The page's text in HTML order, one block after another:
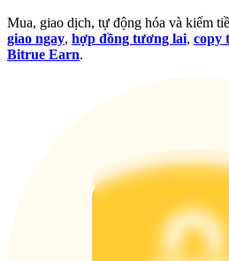
Đăng nhậpĐăng ký
Mua, giao dịch, tự động hóa và kiếm
giao ngay, hợp đồng tương lai, copy
Bitrue Earn.